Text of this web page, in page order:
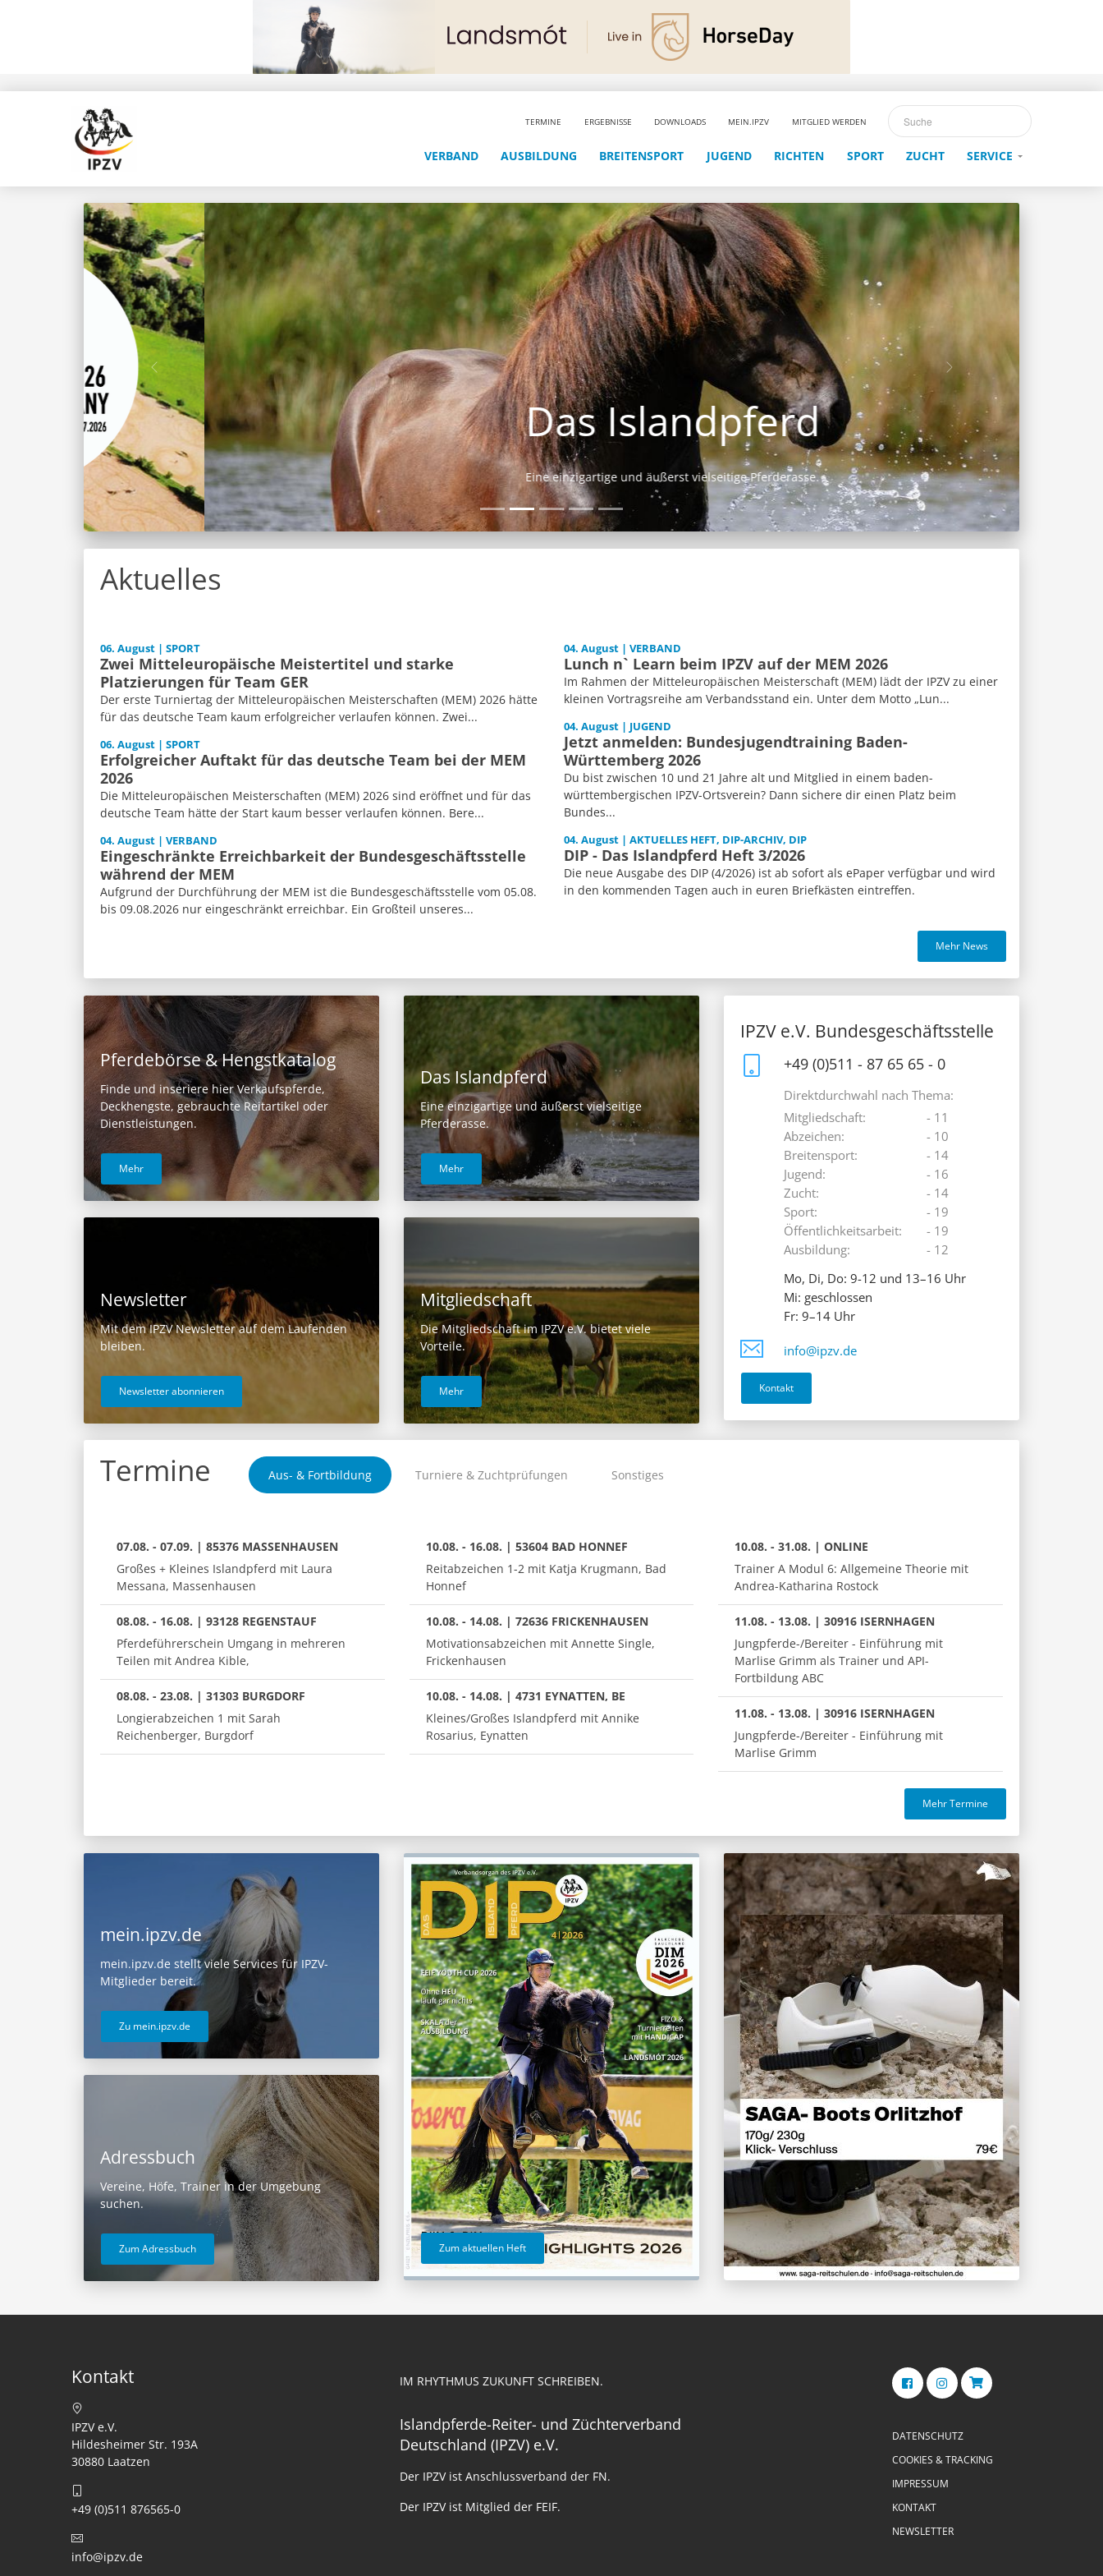
TERMINE ERGEBNISSE DOWNLOADS MEIN.IPZV MITGLIED WERDEN
VERBAND AUSBILDUNG BREITENSPORT JUGEND RICHTEN SPORT ZUCHT SERVICE
Das Islandpferd
Eine einzigartige und äußerst vielseitige Pferderasse.
Aktuelles
06. August | SPORT
Zwei Mitteleuropäische Meistertitel und starke
Platzierungen für Team GER
Der erste Turniertag der Mitteleuropäischen Meisterschaften (MEM) 2026 hätte
für das deutsche Team kaum erfolgreicher verlaufen können. Zwei...
06. August | SPORT
Erfolgreicher Auftakt für das deutsche Team bei der MEM
2026
Die Mitteleuropäischen Meisterschaften (MEM) 2026 sind eröffnet und für das
deutsche Team hätte der Start kaum besser verlaufen können. Bere...
04. August | VERBAND
Eingeschränkte Erreichbarkeit der Bundesgeschäftsstelle
während der MEM
Aufgrund der Durchführung der MEM ist die Bundesgeschäftsstelle vom 05.08.
bis 09.08.2026 nur eingeschränkt erreichbar. Ein Großteil unseres...
04. August | VERBAND
Lunch n` Learn beim IPZV auf der MEM 2026
Im Rahmen der Mitteleuropäischen Meisterschaft (MEM) lädt der IPZV zu einer
kleinen Vortragsreihe am Verbandsstand ein. Unter dem Motto „Lun...
04. August | JUGEND
Jetzt anmelden: Bundesjugendtraining Baden-
Württemberg 2026
Du bist zwischen 10 und 21 Jahre alt und Mitglied in einem baden-
württembergischen IPZV-Ortsverein? Dann sichere dir einen Platz beim
Bundes...
04. August | AKTUELLES HEFT, DIP-ARCHIV, DIP
DIP - Das Islandpferd Heft 3/2026
Die neue Ausgabe des DIP (4/2026) ist ab sofort als ePaper verfügbar und wird
in den kommenden Tagen auch in euren Briefkästen eintreffen.
Mehr News
Pferdebörse & Hengstkatalog
Finde und inseriere hier Verkaufspferde,
Deckhengste, gebrauchte Reitartikel oder
Dienstleistungen.
Mehr
Newsletter
Mit dem IPZV Newsletter auf dem Laufenden
bleiben.
Newsletter abonnieren
Das Islandpferd
Eine einzigartige und äußerst vielseitige
Pferderasse.
Mehr
Mitgliedschaft
Die Mitgliedschaft im IPZV e.V. bietet viele
Vorteile.
Mehr
IPZV e.V. Bundesgeschäftsstelle
+49 (0)511 - 87 65 65 - 0
Direktdurchwahl nach Thema:
Mitgliedschaft:
Abzeichen:
Breitensport:
Jugend:
Zucht:
Sport:
Öffentlichkeitsarbeit:
Ausbildung:
- 11
- 10
- 14
- 16
- 14
- 19
- 19
- 12
Mo, Di, Do: 9-12 und 13–16 Uhr
Mi: geschlossen
Fr: 9–14 Uhr
info@ipzv.de
Kontakt
Termine Aus- & Fortbildung Turniere & Zuchtprüfungen Sonstiges
07.08. - 07.09. | 85376 MASSENHAUSEN
Großes + Kleines Islandpferd mit Laura
Messana, Massenhausen
08.08. - 16.08. | 93128 REGENSTAUF
Pferdeführerschein Umgang in mehreren
Teilen mit Andrea Kible,
08.08. - 23.08. | 31303 BURGDORF
Longierabzeichen 1 mit Sarah
Reichenberger, Burgdorf
10.08. - 16.08. | 53604 BAD HONNEF
Reitabzeichen 1-2 mit Katja Krugmann, Bad
Honnef
10.08. - 14.08. | 72636 FRICKENHAUSEN
Motivationsabzeichen mit Annette Single,
Frickenhausen
10.08. - 14.08. | 4731 EYNATTEN, BE
Kleines/Großes Islandpferd mit Annike
Rosarius, Eynatten
10.08. - 31.08. | ONLINE
Trainer A Modul 6: Allgemeine Theorie mit
Andrea-Katharina Rostock
11.08. - 13.08. | 30916 ISERNHAGEN
Jungpferde-/Bereiter - Einführung mit
Marlise Grimm als Trainer und API-
Fortbildung ABC
11.08. - 13.08. | 30916 ISERNHAGEN
Jungpferde-/Bereiter - Einführung mit
Marlise Grimm
Mehr Termine
mein.ipzv.de
mein.ipzv.de stellt viele Services für IPZV-
Mitglieder bereit.
Zu mein.ipzv.de
Adressbuch
Vereine, Höfe, Trainer in der Umgebung
suchen.
Zum Adressbuch Zum aktuellen Heft
Kontakt
IPZV e.V.
Hildesheimer Str. 193A
30880 Laatzen
+49 (0)511 876565-0
info@ipzv.de
IM RHYTHMUS ZUKUNFT SCHREIBEN.
Islandpferde-Reiter- und Züchterverband
Deutschland (IPZV) e.V.
Der IPZV ist Anschlussverband der FN.
Der IPZV ist Mitglied der FEIF.
DATENSCHUTZ
COOKIES & TRACKING
IMPRESSUM
KONTAKT
NEWSLETTER